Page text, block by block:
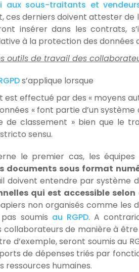
aux sous-traitants et
ces derniers doivent attester de
insérer dans les contrats,
à la protection des données
outils de travail des
s’applique lorsque
est effectué par des « moyens
« font partie d’un
de classement » bien que le
sensu.
le premier cas, les
documents sous format
doivent entendre par système
qui est accessible
non organisés comme les
soumis au RGPD. A
collaborateurs de manière à
d’exemple, seront soumis au
de dépenses triés par
humaines.